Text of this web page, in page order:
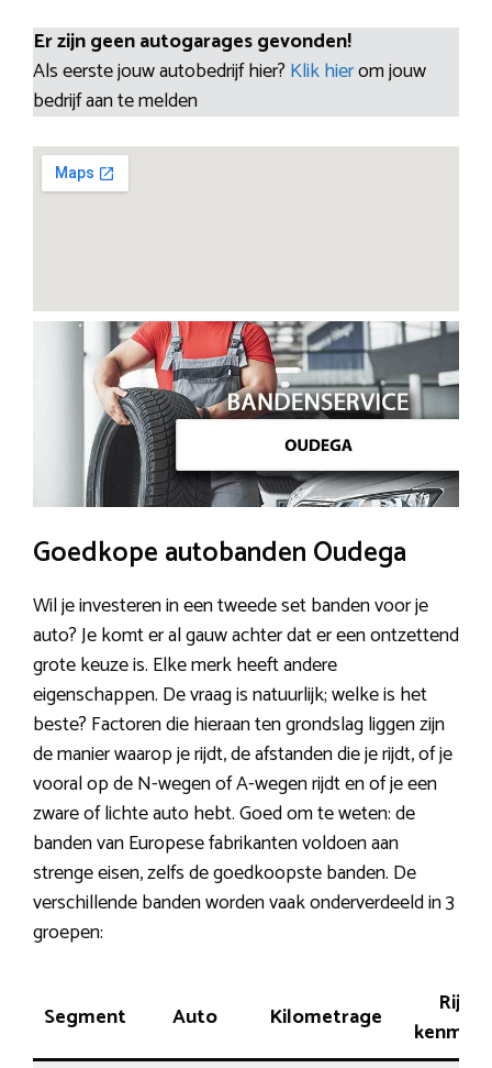
Er zijn geen autogarages gevonden!
Als eerste jouw autobedrijf hier? Klik hierom jouw
bedrijf aan te melden
Goedkope autobanden Oudega
Wil je investeren in een tweede set banden voor je
auto? Je komt er al gauw achter dat er een ontzettend
grote keuze is. Elke merk heeft andere
eigenschappen. De vraag is natuurlijk; welke is het
beste? Factoren die hieraan ten grondslag liggen zijn
de manier waarop je rijdt, de afstanden die je rijdt, of je
vooral op de N-wegen of A-wegen rijdt en of je een
zware of lichte auto hebt. Goed om te weten: de
banden van Europese fabrikanten voldoen aan
strenge eisen, zelfs de goedkoopste banden. De
verschillende banden worden vaak onderverdeeld in 3
groepen:
Segment Auto Kilometrage
Rij-
kenmerk